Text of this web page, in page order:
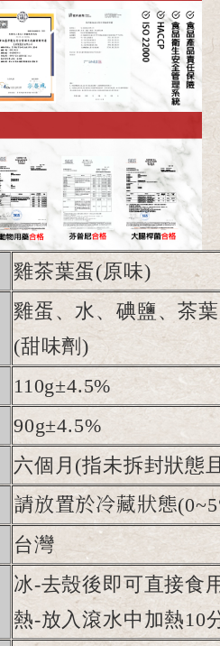
雞茶葉蛋(原味)
雞蛋、水、碘鹽、茶
(甜味劑)
110g±4.5%
90g±4.5%
六個月(指未拆封狀態
請放置於冷藏狀態(
台灣
冰-去殼後即可直接食
熱-放入滾水中加熱10